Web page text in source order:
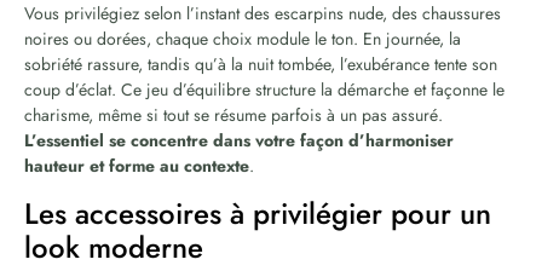
Vous privilégiez selon l’instant des escarpins nude, des chaussures
noires ou dorées, chaque choix module le ton. En journée, la
sobriété rassure, tandis qu’à la nuit tombée, l’exubérance tente son
coup d’éclat. Ce jeu d’équilibre structure la démarche et façonne le
charisme, même si tout se résume parfois à un pas assuré.
L’essentiel se concentre dans votre façon d’harmoniser
hauteur et forme au contexte.
Les accessoires à privilégier pour un
look moderne